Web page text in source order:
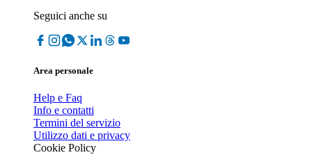
Seguici anche su
Area personale
Help e Faq
Info e contatti
Termini del servizio
Utilizzo dati e privacy
Cookie Policy